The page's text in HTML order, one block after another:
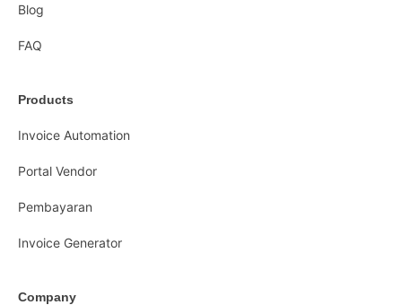
Blog
FAQ
Products
Invoice Automation
Portal Vendor
Pembayaran
Invoice Generator
Company